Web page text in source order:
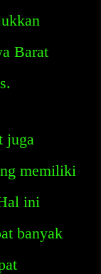
Barat
juga
memiliki
ini
banyak